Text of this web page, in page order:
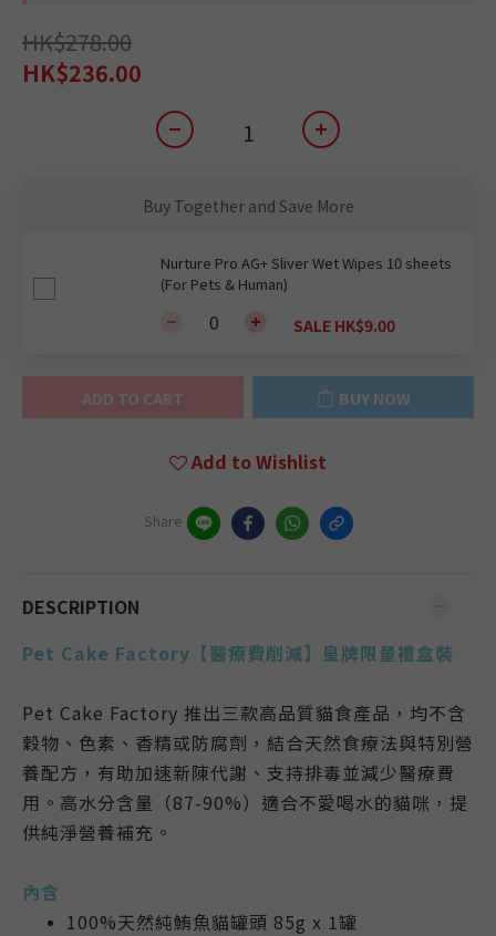
HK$278.00
HK$236.00
Buy Together and Save More
Nurture Pro AG+ Sliver Wet Wipes 10 sheets
(For Pets & Human)
SALE HK$9.00
ADD TO CART BUY NOW
Add to Wishlist
Share
DESCRIPTION
Pet Cake Factory【醫療費削減】皇牌限量禮盒裝
Pet Cake Factory 推出三款高品質貓食產品，均不含
穀物、色素、香精或防腐劑，結合天然食療法與特別營
養配方，有助加速新陳代謝、支持排毒並減少醫療費
用。高水分含量（87-90%）適合不愛喝水的貓咪，提
供純淨營養補充。
內含
100%天然純鮪魚貓罐頭 85g x 1罐